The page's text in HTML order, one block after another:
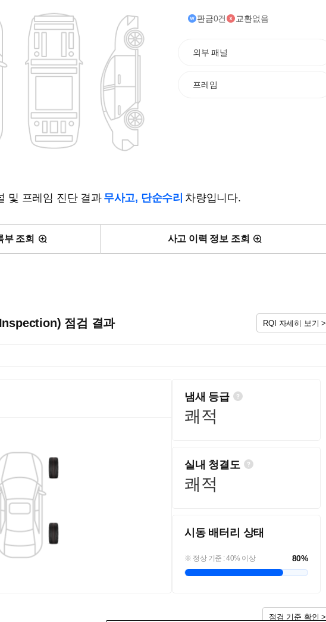
판금0건 교환없음
외부 패널
프레임
및 프레임 진단 결과 무사고, 단순수리 차량입니다.
부 조회 사고 이력 정보 조회
점검 결과 RQI 자세히 보기 >
냄새 등급
쾌적
실내 청결도
쾌적
시동 배터리 상태
※ 정상 기준 : 40% 이상 80%
점검 기준 확인 >